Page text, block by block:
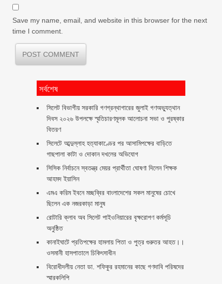
Save my name, email, and website in this browser for the next
time I comment.
সর্বশেষ
সিলেট বিভাগীয় সরকারি গণগ্রন্থাগারের জুলাই গণঅভ্যুত্থান
দিবস ২০২৬ উপলক্ষে স্মৃতিচারণমূলক আলোচনা সভা ও পুরষ্কার
বিতরণ ‎ ‎
সিলেটে আব্দুল্লাহ হত্যাকাণ্ডের পর আসামিপক্ষের বাড়িতে
গাছপালা কাটা ও দোকান দখলের অভিযোগ
সিসিক নির্বাচনে স্বতন্ত্র মেয়র প্রার্থীতা ঘোষণা দিলেন শিক্ষক
আহমদ ইয়াসিন
এমএ করিম ইবনে মচ্ছব্বির বাংলাদেশের সকল মানুষের চোখে
ছিলেন এক নজরকাড়া মানুষ ‎
রোটারি ক্লাব অব সিলেট পাইওনিয়ারের বৃক্ষরোপণ কর্মসূচি
অনুষ্ঠিত
কানাইঘাটে প্রতিপক্ষের হামলায় পিতা ও পুত্র গুরুতর আহত।।
ওসমানী হাসপাতালে চিকিৎসাধীন
বিরোধীদলীয় নেতা ডা. শফিকুর রহমানের কাছে গণদাবি পরিষদের
স্মারকলিপি ‎